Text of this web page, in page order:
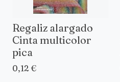
Regaliz alargado
Cinta multicolor
pica
0,12 €